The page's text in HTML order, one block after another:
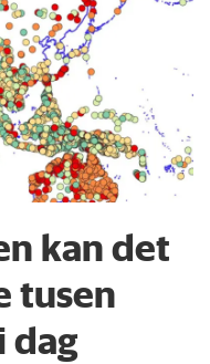
kan det
tusen
dag